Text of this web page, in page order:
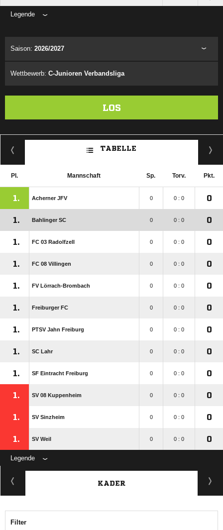
Legende
Saison: 2026/2027
Wettbewerb: C-Junioren Verbandsliga
LOS
TABELLE
Pl. Mannschaft Sp. Torv. Pkt.
1. Acherner JFV 0 0 : 0 0
1. Bahlinger SC 0 0 : 0 0
1. FC 03 Radolfzell 0 0 : 0 0
1. FC 08 Villingen 0 0 : 0 0
1. FV Lörrach-Brombach 0 0 : 0 0
1. Freiburger FC 0 0 : 0 0
1. PTSV Jahn Freiburg 0 0 : 0 0
1. SC Lahr 0 0 : 0 0
1. SF Eintracht Freiburg 0 0 : 0 0
1. SV 08 Kuppenheim 0 0 : 0 0
1. SV Sinzheim 0 0 : 0 0
1. SV Weil 0 0 : 0 0
Legende
KADER
Filter